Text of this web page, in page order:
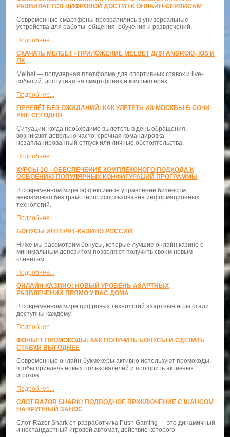
РАЗВИВАЕТСЯ ЦИФРОВОЙ ДОСТУП К ОНЛАЙН-СЕРВИСАМ
Современные смартфоны превратились в универсальные
устройства для работы, общения, обучения и развлечений.
Подробнее...
СКАЧАТЬ МЕЛБЕТ - ПРИЛОЖЕНИЕ MELBET ДЛЯ ANDROID, IOS И
ПК
Melbet — популярная платформа для спортивных ставок и live-
событий, доступная на смартфонах и компьютерах.
Подробнее...
ПЕРЕЛЁТ БЕЗ ОЖИДАНИЙ: КАК УЛЕТЕТЬ ИЗ МОСКВЫ В СОЧИ
УЖЕ СЕГОДНЯ
Ситуации, когда необходимо вылететь в день обращения,
возникают довольно часто: срочная командировка,
незапланированный отпуск или личные обстоятельства.
Подробнее...
КУРСЫ 1С - ОБЕСПЕЧЕНИЕ КОМПЛЕКСНОГО ПОДХОДА К
ОСВОЕНИЮ ПОПУЛЯРНЫХ КОНФИГУРАЦИЙ ПРОГРАММЫ
В современном мире эффективное управление бизнесом
невозможно без грамотного использования информационных
технологий.
Подробнее...
БОНУСЫ ИНТЕРНТ-КАЗИНО РОССИИ
Ниже мы рассмотрим бонусы, которые лучшие онлайн казино с
минимальным депозитом позволяют получить своим новым
клиентам.
Подробнее...
ОНЛАЙН КАЗИНО: НОВЫЙ УРОВЕНЬ АЗАРТНЫХ
РАЗВЛЕЧЕНИЙ ПРЯМО У ВАС ДОМА
В современном мире цифровых технологий азартные игры стали
доступны каждому.
Подробнее...
ФОНБЕТ ПРОМОКОДЫ: КАК ПОЛУЧИТЬ БОНУСЫ И СДЕЛАТЬ
СТАВКИ ВЫГОДНЕЕ
Современные онлайн-букмекеры активно используют промокоды,
чтобы привлечь новых пользователей и поощрить активных
игроков.
Подробнее...
СЛОТ RAZOR SHARK: ПОДВОДНОЕ ПРИКЛЮЧЕНИЕ С ШАНСОМ
НА КРУПНЫЙ ЗАНОС
Слот Razor Shark от разработчика Push Gaming — это динамичный
и нестандартный игровой автомат, действие которого